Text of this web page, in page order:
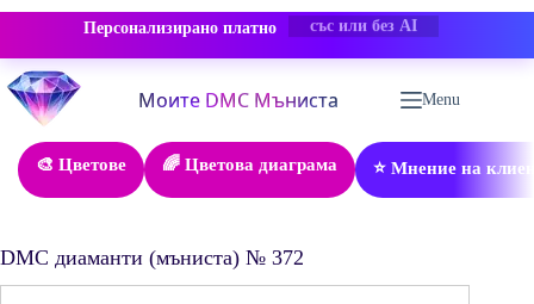
Персонализирано платно -50% ОТСТЪПКА
Skip
to
content
Menu
🎨 Цветове 🌈 Цветова диаграма ⭐ Мнение на
DMC диаманти (мъниста) № 372